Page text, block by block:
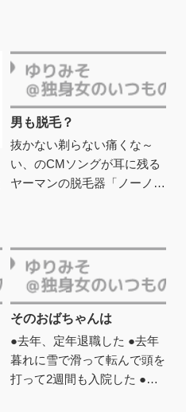
男も脱毛？
抜かない剃らない痛くな～
い、のCMソングが耳に残る
ヤーマンの脱毛器「ノーノー
そのおばちゃんは
●去年、定年退職した ●去年
暮れに雪で滑って転んで頭を
打って2週間も入院した ●な